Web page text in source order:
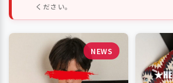
ください。
NEWS